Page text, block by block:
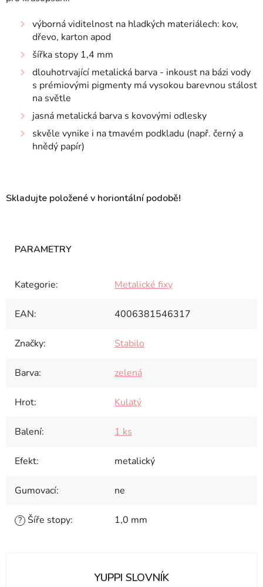
výborná viditelnost na hladkých materiálech: kov,
dřevo, karton apod
šířka stopy 1,4 mm
dlouhotrvající metalická barva - inkoust na bázi vody
s prémiovými pigmenty má vysokou barevnou stálost
na světle
jasná metalická barva s kovovými odlesky
skvěle vynike i na tmavém podkladu (např. černý a
hnědý papír)
Skladujte položené v horiontální podobě!
Kategorie: Metalické fixy
EAN: 4006381546317
Značky: Stabilo
Barva: zelená
Hrot: Kulatý
Balení: 1 ks
Efekt: metalický
Gumovací: ne
? Šíře stopy: 1,0 mm
YUPPI SLOVNÍK